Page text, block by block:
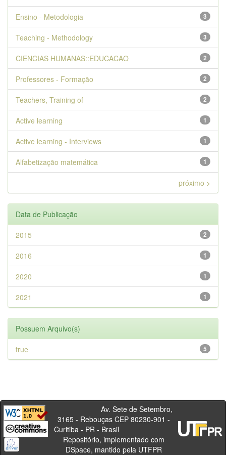
3
Ensino - Metodologia
3
Teaching - Methodology
2
CIENCIAS HUMANAS::EDUCACAO
2
Professores - Formação
2
Teachers, Training of
1
Active learning
1
Active learning - Interviews
1
Alfabetização matemática
próximo >
Data de Publicação
2
2015
1
2016
1
2020
1
2021
Possuem Arquivo(s)
5
true
Av. Sete de Setembro,
3165 - Rebouças CEP 80230-901 -
Curitiba - PR - Brasil
Repositório, implementado com
DSpace, mantido pela UTFPR